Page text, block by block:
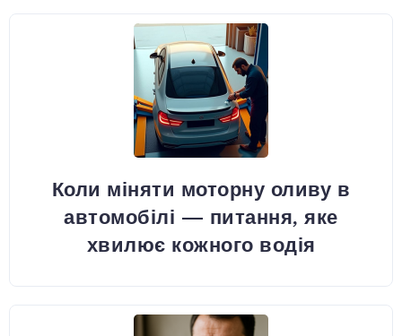
Коли міняти моторну оливу в
автомобілі — питання, яке
хвилює кожного водія